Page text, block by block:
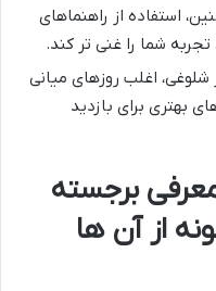
استفاده از راهنماهای
شما را غنی تر کند.
شلوغی، اغلب روزهای میانی
بهتری برای بازدید
برجسته
از آن ها